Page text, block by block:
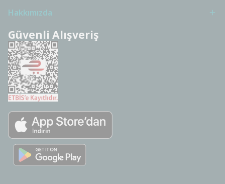
Hakkımızda
Güvenli Alışveriş